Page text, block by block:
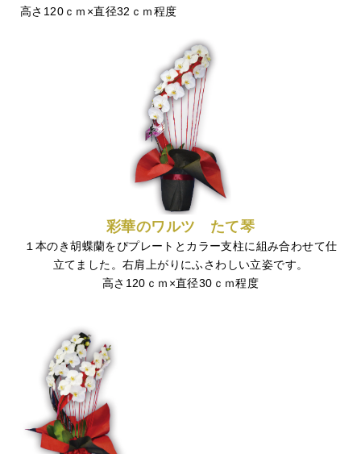
高さ120ｃｍ×直径32ｃｍ程度
彩華のワルツ たて琴
１本のき胡蝶蘭をぴプレートとカラー支柱に組み合わせて仕
立てました。右肩上がりにふさわしい立姿です。
高さ120ｃｍ×直径30ｃｍ程度